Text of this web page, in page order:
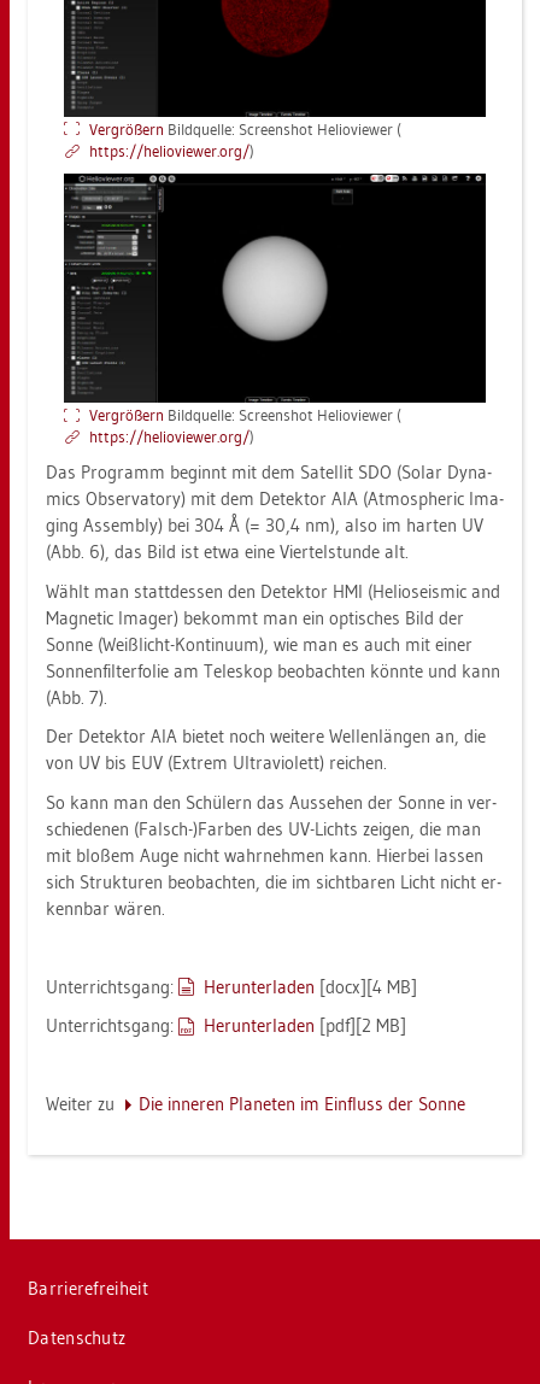
Ver­grö­ßern Bild­quel­le: Screen­shot He­lio­view­er (
https://​he­lio­view­er.​org/)
Ver­grö­ßern Bild­quel­le: Screen­shot He­lio­view­er (
https://​he­lio­view­er.​org/)
Das Pro­gramm be­ginnt mit dem Sa­tel­lit SDO (Solar Dy­na­
mics Ob­ser­va­to­ry) mit dem De­tek­tor AIA (At­mo­s­phe­ric Ima­
ging As­sem­bly) bei 304 Å (= 30,4 nm), also im har­ten UV
(Abb. 6), das Bild ist etwa eine Vier­tel­stun­de alt.
Wählt man statt­des­sen den De­tek­tor HMI (He­lioseis­mic and
Ma­gne­tic Imager) be­kommt man ein op­ti­sches Bild der
Sonne (Weiß­licht-Kon­ti­nu­um), wie man es auch mit einer
Son­nen­filter­fo­lie am Te­le­skop be­ob­ach­ten könn­te und kann
(Abb. 7).
Der De­tek­tor AIA bie­tet noch wei­te­re Wel­len­län­gen an, die
von UV bis EUV (Ex­trem Ul­tra­vio­lett) rei­chen.
So kann man den Schü­lern das Aus­se­hen der Sonne in ver­
schie­de­nen (Falsch-)Far­ben des UV-Lichts zei­gen, die man
mit blo­ßem Auge nicht wahr­neh­men kann. Hier­bei las­sen
sich Struk­tu­ren be­ob­ach­ten, die im sicht­ba­ren Licht nicht er­
kenn­bar wären.
Un­ter­richts­gang: Her­un­ter­la­den [docx][4 MB]
Un­ter­richts­gang:
Her­un­ter­la­den [pdf][2 MB]
Wei­ter zu Die in­ne­ren Pla­ne­ten im Ein­fluss der Sonne
Bar­rie­re­frei­heit
Da­ten­schutz